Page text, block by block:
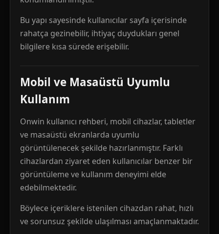
Bu yapı sayesinde kullanıcılar sayfa içerisinde
rahatça gezinebilir, ihtiyaç duydukları genel
bilgilere kısa sürede erişebilir.
Mobil ve Masaüstü Uyumlu
Kullanım
Onwin kullanıcı rehberi, mobil cihazlar, tabletler
ve masaüstü ekranlarda uyumlu
görüntülenecek şekilde hazırlanmıştır. Farklı
cihazlardan ziyaret eden kullanıcılar benzer bir
görüntüleme ve kullanım deneyimi elde
edebilmektedir.
Böylece içeriklere istenilen cihazdan rahat, hızlı
ve sorunsuz şekilde ulaşılması amaçlanmaktadır.